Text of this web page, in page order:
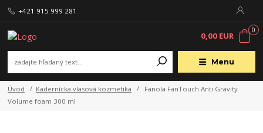
Menu
+421 915 999 281
0
0,00 EUR
Úvod Kadernícka vlasová kozmetika
Fanola FanTouch Anti Gravity
Volume foam 300 ml